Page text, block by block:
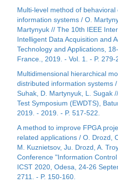
Multi-level method of
information systems / O.
Martynyuk // The 10th IEEE
Intelligent Data Acquisition and
Technology and Applications,
France., 2019. - Vol. 1. - P. 279-
Multidimensional hierarchical
distributed information systems
Suhak, D. Martynyuk, L. Sugak
Test Symposium (EWDTS),
2019. - 2019. - P. 517-522.
A method to improve FPGA
related applications / O. Drozd,
M. Kuznietsov, Ju. Drozd, A.
Conference "Information
ICST 2020, Odesa, 24-26
2711. - P. 150-160.